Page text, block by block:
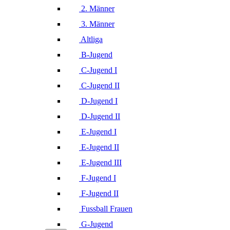
2. Männer
3. Männer
Altliga
B-Jugend
C-Jugend I
C-Jugend II
D-Jugend I
D-Jugend II
E-Jugend I
E-Jugend II
E-Jugend III
F-Jugend I
F-Jugend II
Fussball Frauen
G-Jugend